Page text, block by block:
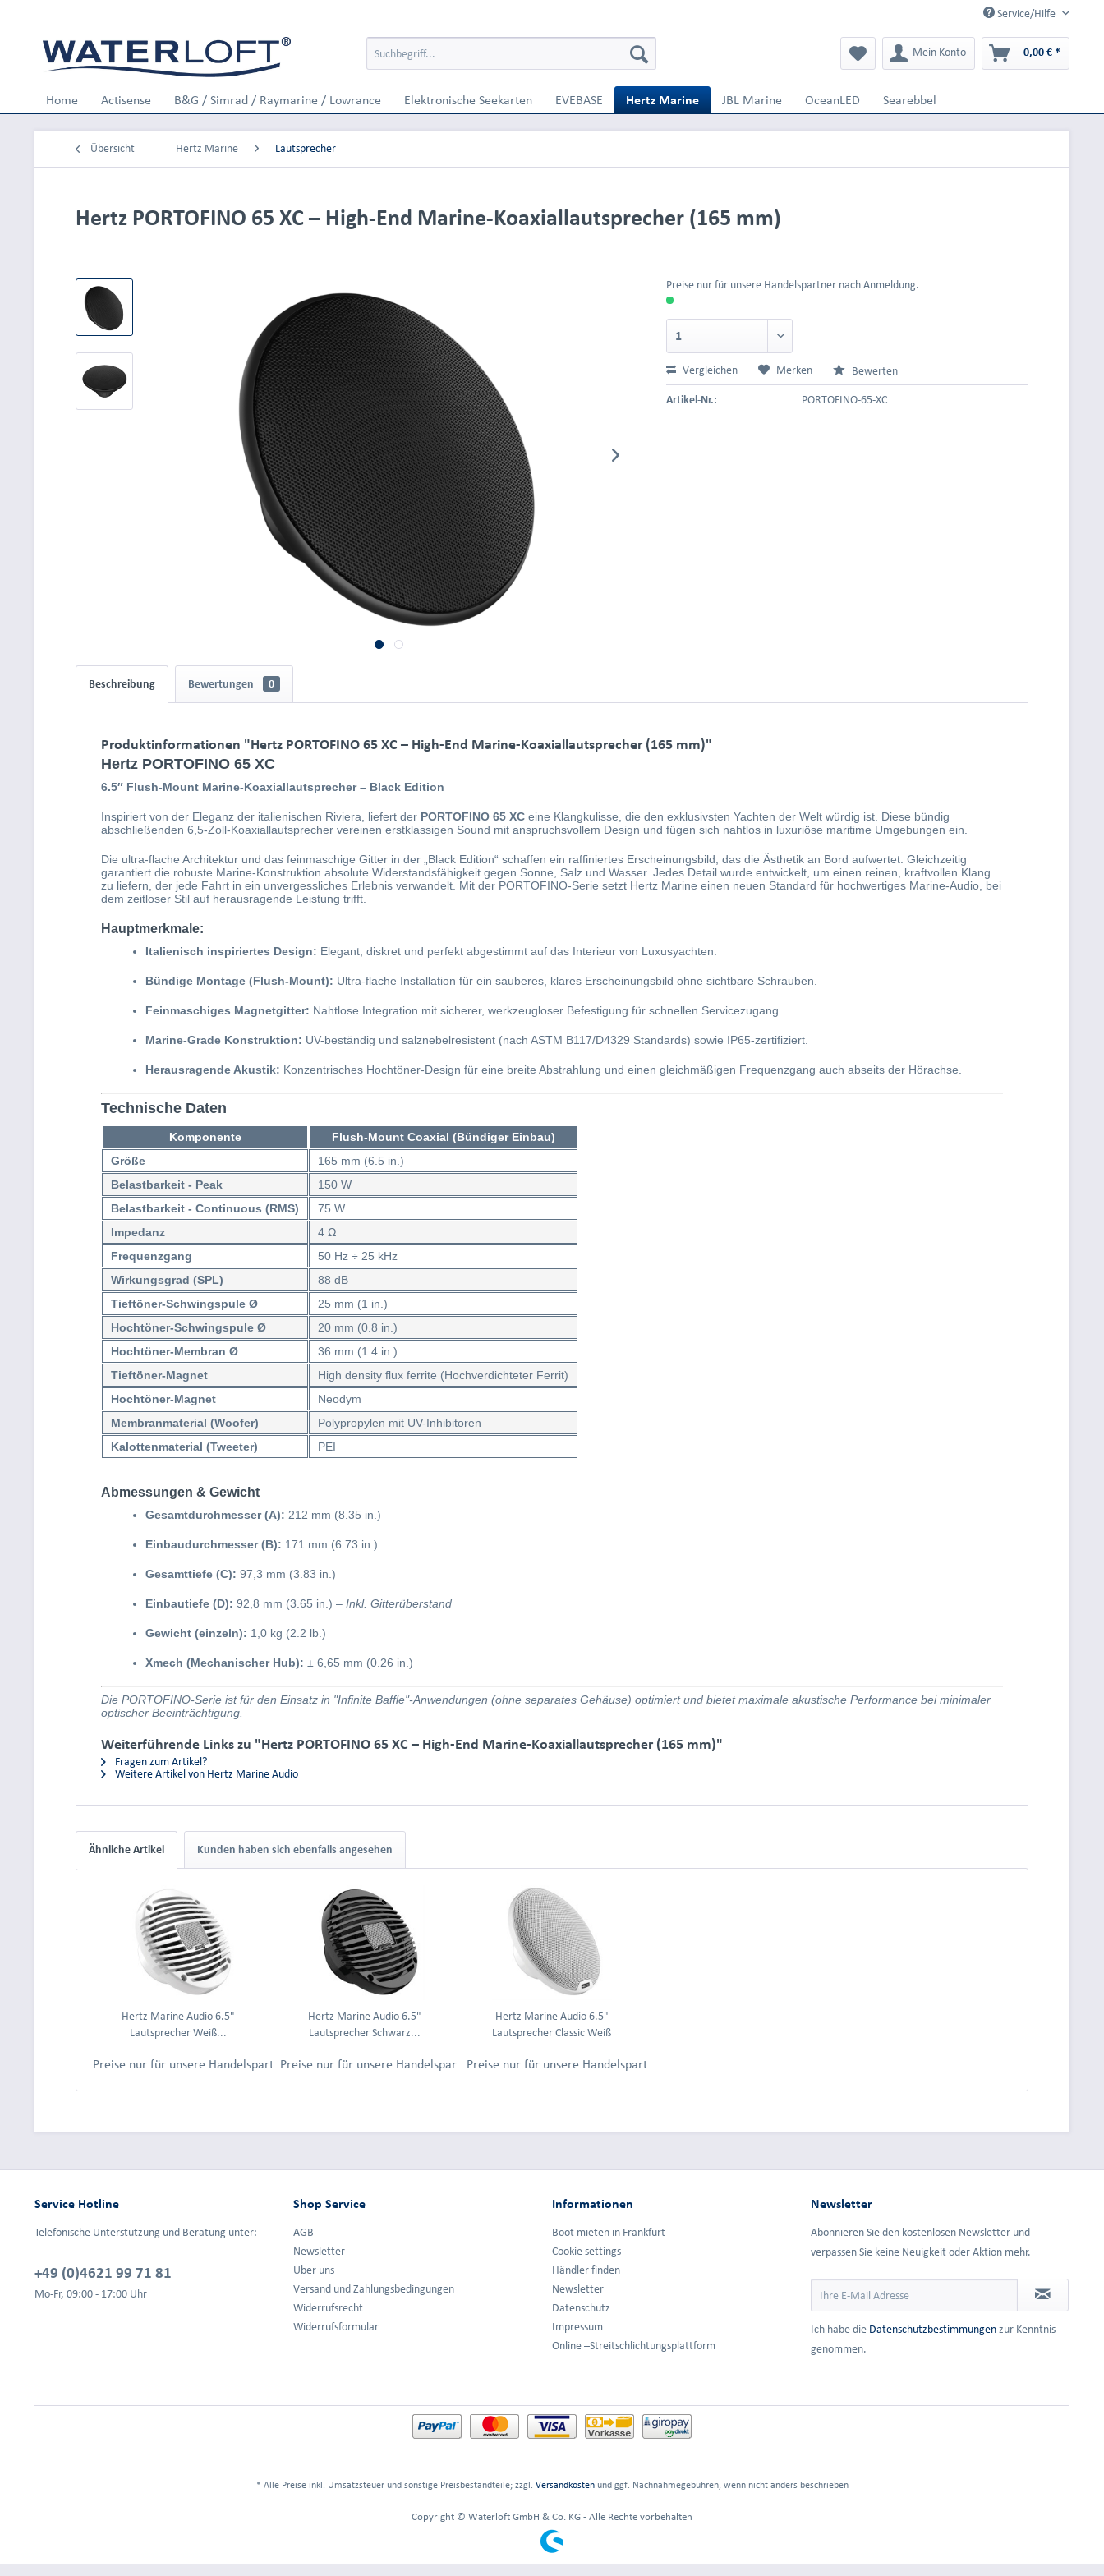
Service/Hilfe
Mein Konto 0,00 € *
Home Actisense B&G / Simrad / Raymarine / Lowrance Elektronische Seekarten EVEBASE Hertz Marine JBL Marine OceanLED Searebbel
Übersicht Hertz Marine Lautsprecher
Hertz PORTOFINO 65 XC – High-End Marine-Koaxiallautsprecher (165 mm)
Preise nur für unsere Handelspartner nach Anmeldung.
Vergleichen Merken Bewerten
Artikel-Nr.: PORTOFINO-65-XC
Beschreibung Bewertungen 0
Produktinformationen "Hertz PORTOFINO 65 XC – High-End Marine-Koaxiallautsprecher (165 mm)"
Hertz PORTOFINO 65 XC
6.5″ Flush-Mount Marine-Koaxiallautsprecher – Black Edition
Inspiriert von der Eleganz der italienischen Riviera, liefert der PORTOFINO 65 XC eine Klangkulisse, die den exklusivsten Yachten der Welt würdig ist. Diese bündig
abschließenden 6,5-Zoll-Koaxiallautsprecher vereinen erstklassigen Sound mit anspruchsvollem Design und fügen sich nahtlos in luxuriöse maritime Umgebungen ein.
Die ultra-flache Architektur und das feinmaschige Gitter in der „Black Edition“ schaffen ein raffiniertes Erscheinungsbild, das die Ästhetik an Bord aufwertet. Gleichzeitig
garantiert die robuste Marine-Konstruktion absolute Widerstandsfähigkeit gegen Sonne, Salz und Wasser. Jedes Detail wurde entwickelt, um einen reinen, kraftvollen Klang
zu liefern, der jede Fahrt in ein unvergessliches Erlebnis verwandelt. Mit der PORTOFINO-Serie setzt Hertz Marine einen neuen Standard für hochwertiges Marine-Audio, bei
dem zeitloser Stil auf herausragende Leistung trifft.
Hauptmerkmale:
Italienisch inspiriertes Design: Elegant, diskret und perfekt abgestimmt auf das Interieur von Luxusyachten.
Bündige Montage (Flush-Mount): Ultra-flache Installation für ein sauberes, klares Erscheinungsbild ohne sichtbare Schrauben.
Feinmaschiges Magnetgitter: Nahtlose Integration mit sicherer, werkzeugloser Befestigung für schnellen Servicezugang.
Marine-Grade Konstruktion: UV-beständig und salznebelresistent (nach ASTM B117/D4329 Standards) sowie IP65-zertifiziert.
Herausragende Akustik: Konzentrisches Hochtöner-Design für eine breite Abstrahlung und einen gleichmäßigen Frequenzgang auch abseits der Hörachse.
Technische Daten
Komponente
Flush-Mount Coaxial (Bündiger Einbau)
Größe
165 mm (6.5 in.)
Belastbarkeit - Peak
150 W
Belastbarkeit - Continuous (RMS)
75 W
Impedanz
4 Ω
Frequenzgang
50 Hz ÷ 25 kHz
Wirkungsgrad (SPL)
88 dB
Tieftöner-Schwingspule Ø
25 mm (1 in.)
Hochtöner-Schwingspule Ø
20 mm (0.8 in.)
Hochtöner-Membran Ø
36 mm (1.4 in.)
Tieftöner-Magnet
High density flux ferrite (Hochverdichteter Ferrit)
Hochtöner-Magnet
Neodym
Membranmaterial (Woofer)
Polypropylen mit UV-Inhibitoren
Kalottenmaterial (Tweeter)
PEI
Abmessungen & Gewicht
Gesamtdurchmesser (A): 212 mm (8.35 in.)
Einbaudurchmesser (B): 171 mm (6.73 in.)
Gesamttiefe (C): 97,3 mm (3.83 in.)
Einbautiefe (D): 92,8 mm (3.65 in.) – Inkl. Gitterüberstand
Gewicht (einzeln): 1,0 kg (2.2 lb.)
Xmech (Mechanischer Hub): ± 6,65 mm (0.26 in.)
Die PORTOFINO-Serie ist für den Einsatz in "Infinite Baffle"-Anwendungen (ohne separates Gehäuse) optimiert und bietet maximale akustische Performance bei minimaler
optischer Beeinträchtigung.
Weiterführende Links zu "Hertz PORTOFINO 65 XC – High-End Marine-Koaxiallautsprecher (165 mm)"
Fragen zum Artikel?
Weitere Artikel von Hertz Marine Audio
Ähnliche Artikel Kunden haben sich ebenfalls angesehen
Hertz Marine Audio 6.5"
Lautsprecher Weiß...
Preise nur für unsere Handelspartner nach Anmeldung.
Hertz Marine Audio 6.5"
Lautsprecher Schwarz...
Preise nur für unsere Handelspartner nach Anmeldung.
Hertz Marine Audio 6.5"
Lautsprecher Classic Weiß
Preise nur für unsere Handelspartner nach Anmeldung.
Service Hotline
Telefonische Unterstützung und Beratung unter:
+49 (0)4621 99 71 81
Mo-Fr, 09:00 - 17:00 Uhr
Shop Service
AGB
Newsletter
Über uns
Versand und Zahlungsbedingungen
Widerrufsrecht
Widerrufsformular
Informationen
Boot mieten in Frankfurt
Cookie settings
Händler finden
Newsletter
Datenschutz
Impressum
Online –Streitschlichtungsplattform
Newsletter
Abonnieren Sie den kostenlosen Newsletter und
verpassen Sie keine Neuigkeit oder Aktion mehr.
Ich habe die Datenschutzbestimmungen zur Kenntnis
genommen.
* Alle Preise inkl. Umsatzsteuer und sonstige Preisbestandteile; zzgl. Versandkostenund ggf. Nachnahmegebühren, wenn nicht anders beschrieben
Copyright © Waterloft GmbH & Co. KG - Alle Rechte vorbehalten